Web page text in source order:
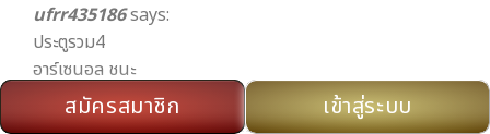
ufrr435186says:
ประตูรวม4
อาร์เซนอล ชนะ
พฤศจิกายน 8, 2025 AT 7:13 PM
สมัครสมาชิก เข้าสู่ระบบ